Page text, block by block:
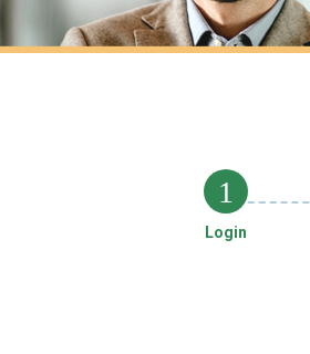
1
Login